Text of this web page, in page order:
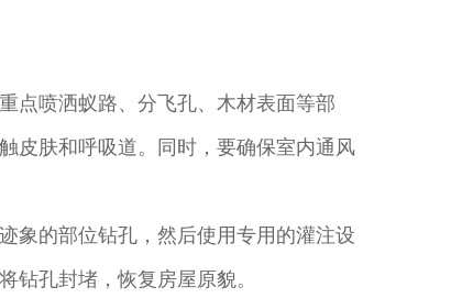
点喷洒蚁路、分飞孔、木材表面等部
皮肤和呼吸道。同时，要确保室内通风
象的部位钻孔，然后使用专用的灌注设
钻孔封堵，恢复房屋原貌。